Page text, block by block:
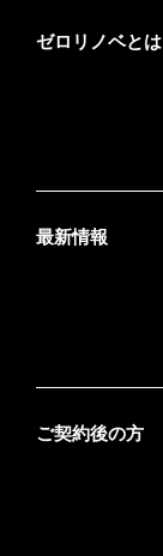
ゼロリノベとは
最新情報
ご契約後の方